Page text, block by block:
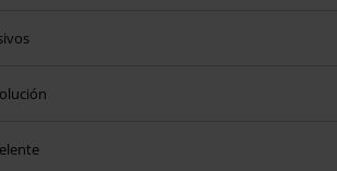
el descuento se deducirá automáticamente al final
promociones Códigos promocionales.. Quedan
Böhse Onkelz, Broilers, Die Ärzte, Die Toten
vales regalo y artículos que incluyan una